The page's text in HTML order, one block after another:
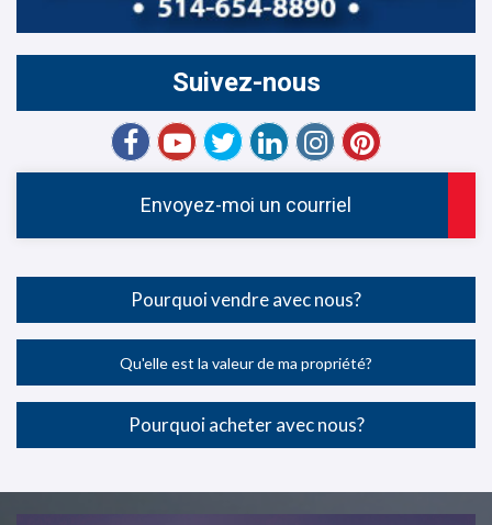
Suivez-nous
Envoyez-moi un courriel
Pourquoi vendre avec nous?
Qu'elle est la valeur de ma propriété?
Pourquoi acheter avec nous?